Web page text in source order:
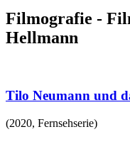
Filmografie -
Hellmann
Tilo Neumann und
(2020, Fernsehserie)